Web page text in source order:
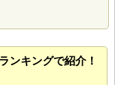
ンキングで紹介！